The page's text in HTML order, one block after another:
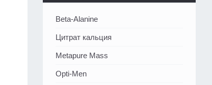
Beta-Alanine
Цитрат кальция
Metapure Mass
Opti-Men